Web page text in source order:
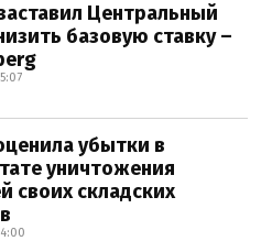
Центральный
базовую ставку –
убытки в
уничтожения
своих складских